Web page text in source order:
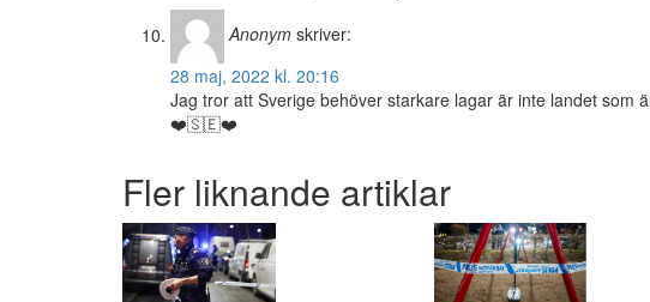
Anonym skriver:
28 maj, 2022 kl. 20:16
Jag tror att Sverige behöver starkare lagar är inte landet som
❤️🇸🇪❤️
Fler liknande artiklar